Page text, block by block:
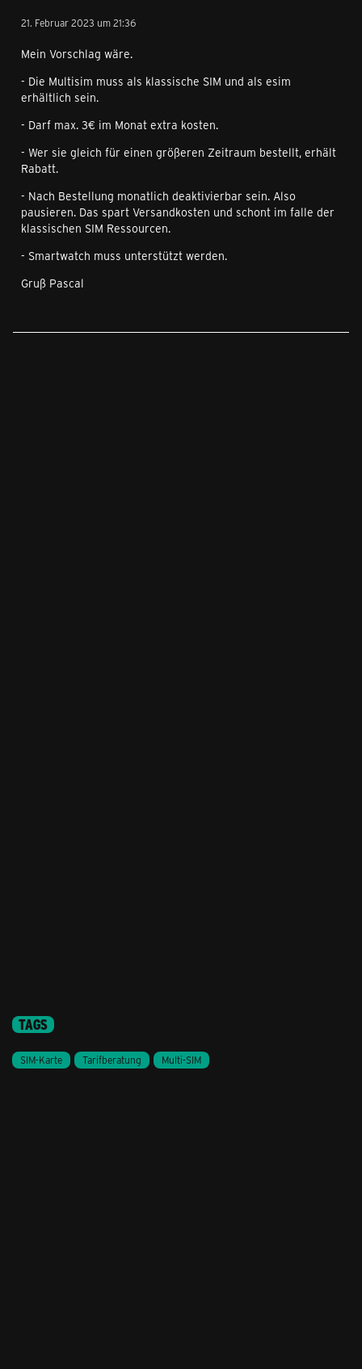
21. Februar 2023 um 21:36
Mein Vorschlag wäre.
- Die Multisim muss als klassische SIM und als esim
erhältlich sein.
- Darf max. 3€ im Monat extra kosten.
- Wer sie gleich für einen größeren Zeitraum bestellt, erhält
Rabatt.
- Nach Bestellung monatlich deaktivierbar sein. Also
pausieren. Das spart Versandkosten und schont im falle der
klassischen SIM Ressourcen.
- Smartwatch muss unterstützt werden.
Gruß Pascal
TAGS
SIM-Karte Tarifberatung Multi-SIM